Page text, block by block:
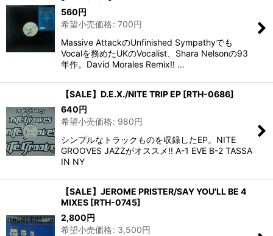
560円
希望小売価格: 700円
Massive AttackのUnfinished Sympathyでも
Vocalを務めたUKのVocalist、Shara Nelsonの93
年作。David Morales Remix!! …
【SALE】D.E.X./NITE TRIP EP [RTH-0686]
640円
希望小売価格: 980円
シンプルなトラックものを収録したEP。NITE
GROOVES JAZZがオススメ!! A-1 EVE B-2 TASSA
IN NY
【SALE】JEROME PRISTER/SAY YOU'LL BE 4
MIXES [RTH-0745]
2,800円
希望小売価格: 3,500円